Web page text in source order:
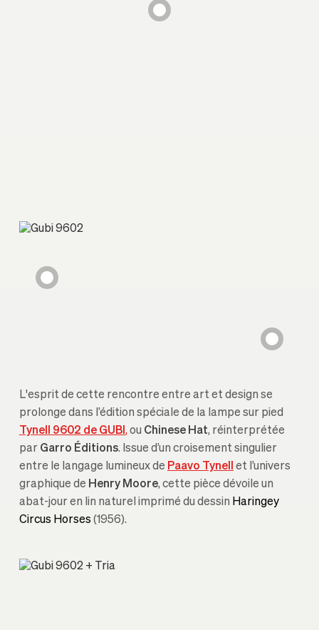
L'esprit de cette rencontre entre art et design se
prolonge dans l’édition spéciale de la lampe sur pied
Tynell 9602 de GUBI,ou Chinese Hat, réinterprétée
par Garro Éditions. Issue d’un croisement singulier
entre le langage lumineux de Paavo Tynell et l’univers
graphique de Henry Moore, cette pièce dévoile un
abat-jour en lin naturel imprimé du dessin Haringey
Circus Horses (1956).